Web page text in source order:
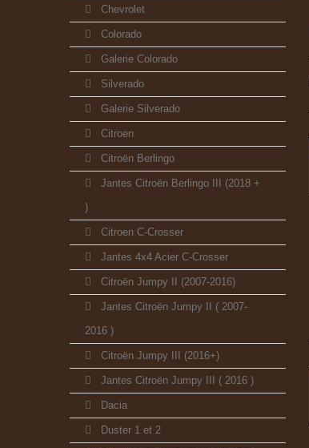
Chevrolet
Colorado
Galerie Colorado
Silverado
Galerie Silverado
Citroen
Citroën Berlingo
Jantes Citroën Berlingo III (2018 +
)
Citroen C-Crosser
Jantes 4x4 Acier C-Crosser
Citroën Jumpy II (2007-2016)
Jantes Citroën Jumpy II ( 2007-
2016 )
Citroën Jumpy III (2016+)
Jantes Citroën Jumpy III ( 2016 )
Dacia
Duster 1 et 2